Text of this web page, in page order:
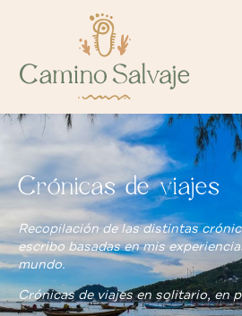
Crónicas de viajes
Recopilación de las distintas
escribo basadas en mis
mundo.
Crónicas de viajes en solitario, en